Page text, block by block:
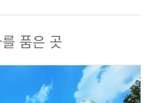
품은 곳